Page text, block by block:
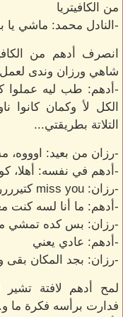
من الكافيتريا
-النادل محمد: ماشي يا
انصرف أدهم من
شاهي ورزان وندى لعمل
-أدهم: طب ليه عملوا
الكل لأ وكمان كانوا
التلاتة بطريقتي...
-رزان من بعيد:
-أدهم في نفسه: أهلا،
-رزان: miss you كتيرررر والله
-أدهم: ما أنا لسه كنت
-رزان: بس كده تمشي
-أدهم: عادي يعني
-رزان: بجد المكان
لمح أدهم لافتة
فدارت برأسه فكرة ما